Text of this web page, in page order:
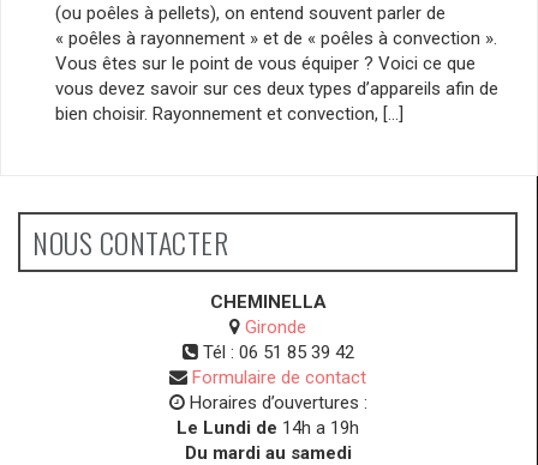
(ou poêles à pellets), on entend souvent parler de
« poêles à rayonnement » et de « poêles à convection ».
Vous êtes sur le point de vous équiper ? Voici ce que
vous devez savoir sur ces deux types d’appareils afin de
bien choisir. Rayonnement et convection, […]
NOUS CONTACTER
CHEMINELLA
Gironde
Tél : 06 51 85 39 42
Formulaire de contact
Horaires d’ouvertures :
Le Lundi de 14h a 19h
Du mardi au samedi